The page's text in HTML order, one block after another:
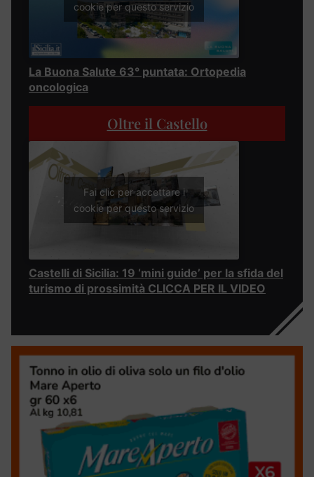
cookie per questo servizio
La Buona Salute 63° puntata: Ortopedia
oncologica
Oltre il Castello
Fai clic per accettare i
cookie per questo servizio
Castelli di Sicilia: 19 ‘mini guide’ per la sfida del
turismo di prossimità CLICCA PER IL VIDEO